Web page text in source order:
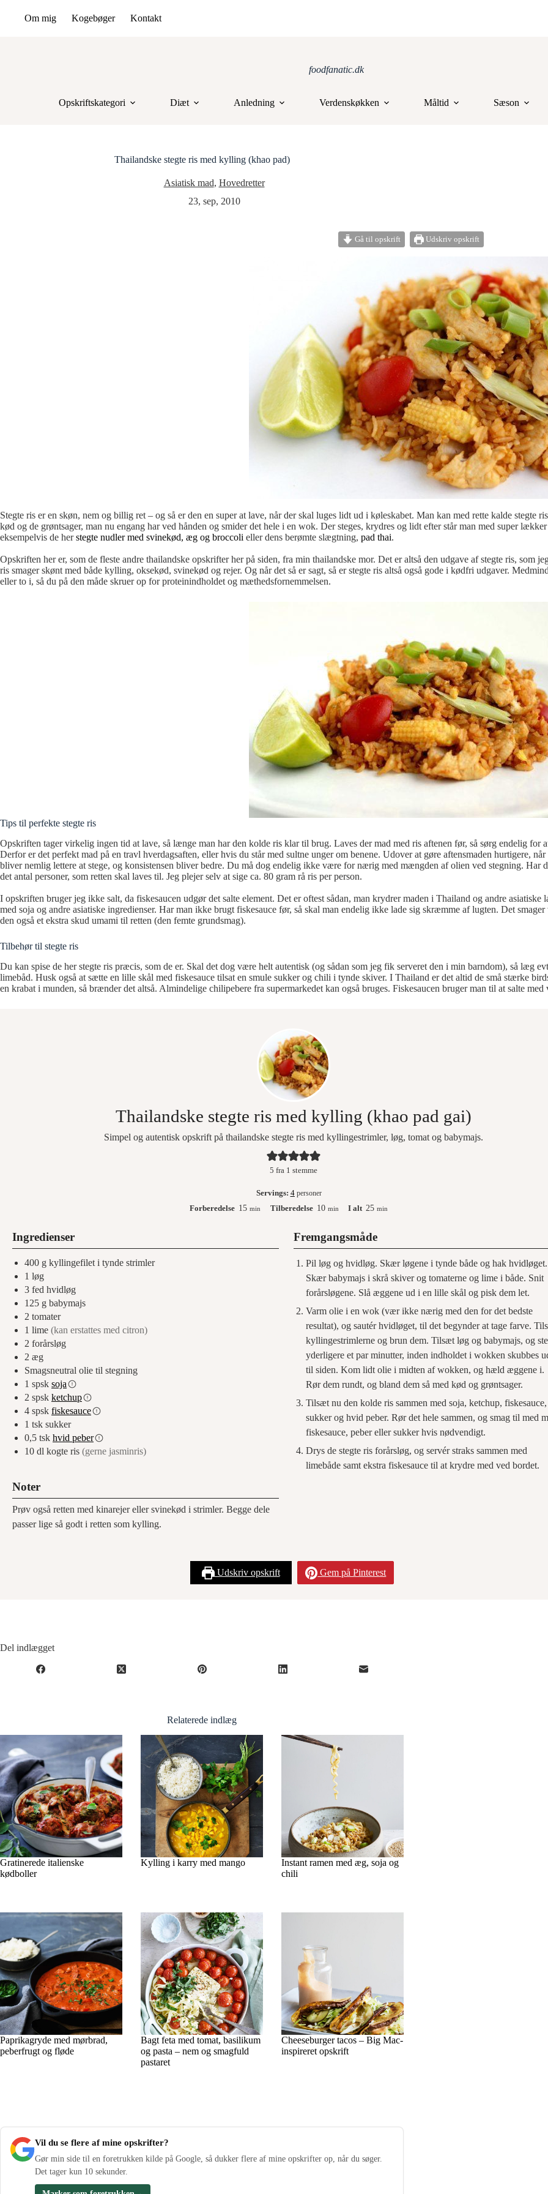
Om mig Kogebøger Kontakt
foodfanatic.dk
Opskriftskategori Diæt Anledning Verdenskøkken Måltid Sæson
Thailandske stegte ris med kylling (khao pad)
Asiatisk mad, Hovedretter
23, sep, 2010
Gå til opskrift Udskriv opskrift
Stegte ris er en skøn, nem og billig ret – og så er den en super at lave, når der skal luges lidt ud i køleskabet. Man kan med rette kalde stegte
kød og de grøntsager, man nu engang har ved hånden og smider det hele i en wok. Der steges, krydres og lidt efter står man med super
eksempelvis de herstegte nudler med svinekød, æg og broccoli eller dens berømte slægtning, pad thai.
Opskriften her er, som de fleste andre thailandske opskrifter her på siden, fra min thailandske mor. Det er altså den udgave af stegte ris, som
ris smager skønt med både kylling, oksekød, svinekød og rejer. Og når det så er sagt, så er stegte ris altså også gode i kødfri udgaver.
eller to i, så du på den måde skruer op for proteinindholdet og mæthedsfornemmelsen.
Tips til perfekte stegte ris
Opskriften tager virkelig ingen tid at lave, så længe man har den kolde ris klar til brug. Laves der mad med ris aftenen før, så sørg endelig for
Derfor er det perfekt mad på en travl hverdagsaften, eller hvis du står med sultne unger om benene. Udover at gøre aftensmaden hurtigere,
bliver nemlig lettere at stege, og konsistensen bliver bedre. Du må dog endelig ikke være for nærig med mængden af olien ved stegning.
det antal personer, som retten skal laves til. Jeg plejer selv at sige ca. 80 gram rå ris per person.
I opskriften bruger jeg ikke salt, da fiskesaucen udgør det salte element. Det er oftest sådan, man krydrer maden i Thailand og andre asiatiske
med soja og andre asiatiske ingredienser. Har man ikke brugt fiskesauce før, så skal man endelig ikke lade sig skræmme af lugten. Det
den også et ekstra skud umami til retten (den femte grundsmag).
Tilbehør til stegte ris
Du kan spise de her stegte ris præcis, som de er. Skal det dog være helt autentisk (og sådan som jeg fik serveret den i min barndom), så læg
limebåd. Husk også at sætte en lille skål med fiskesauce tilsat en smule sukker og chili i tynde skiver. I Thailand er det altid de små stærke
en krabat i munden, så brænder det altså. Almindelige chilipebere fra supermarkedet kan også bruges. Fiskesaucen bruger man til at salte
Thailandske stegte ris med kylling (khao pad gai)
Simpel og autentisk opskrift på thailandske stegte ris med kyllingestrimler, løg, tomat og babymajs.
5 fra 1 stemme
Servings: 4 personer
Forberedelse 15 min Tilberedelse 10 min I alt 25 min
Ingredienser
400 g kyllingefilet i tynde strimler
1 løg
3 fed hvidløg
125 g babymajs
2 tomater
1 lime (kan erstattes med citron)
2 forårsløg
2 æg
Smagsneutral olie til stegning
1 spsk soja
2 spsk ketchup
4 spsk fiskesauce
1 tsk sukker
0,5 tsk hvid peber
10 dl kogte ris (gerne jasminris)
Noter
Prøv også retten med kinarejer eller svinekød i strimler. Begge dele
passer lige så godt i retten som kylling.
Fremgangsmåde
Pil løg og hvidløg. Skær løgene i tynde både og hak hvidløget.
Skær babymajs i skrå skiver og tomaterne og lime i både. Snit
forårsløgene. Slå æggene ud i en lille skål og pisk dem let.
Varm olie i en wok (vær ikke nærig med den for det bedste
resultat), og sautér hvidløget, til det begynder at tage farve.
kyllingestrimlerne og brun dem. Tilsæt løg og babymajs, og
yderligere et par minutter, inden indholdet i wokken skubbes
til siden. Kom lidt olie i midten af wokken, og hæld æggene i.
Rør dem rundt, og bland dem så med kød og grøntsager.
Tilsæt nu den kolde ris sammen med soja, ketchup, fiskesauce,
sukker og hvid peber. Rør det hele sammen, og smag til med
fiskesauce, peber eller sukker hvis nødvendigt.
Drys de stegte ris forårsløg, og servér straks sammen med
limebåde samt ekstra fiskesauce til at krydre med ved bordet.
Udskriv opskrift Gem på Pinterest
Del indlægget
Relaterede indlæg
Gratinerede italienske
kødboller
Kylling i karry med mango
Instant ramen med æg, soja og
chili
Paprikagryde med mørbrad,
peberfrugt og fløde
Bagt feta med tomat, basilikum
og pasta – nem og smagfuld
pastaret
Cheeseburger tacos – Big Mac-
inspireret opskrift
Vil du se flere af mine opskrifter?
Gør min side til en foretrukken kilde på Google, så dukker flere af mine opskrifter op, når du søger.
Det tager kun 10 sekunder.